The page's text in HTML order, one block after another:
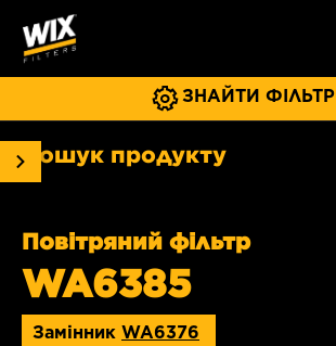
ЗНАЙТИ ФІЛЬТР
Пошук продукту
Повітряний фільтр
WA6385
Замінник WA6376